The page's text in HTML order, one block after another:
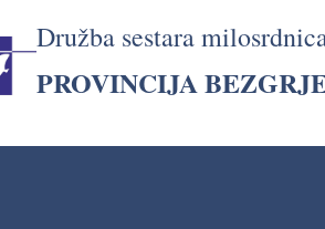
Družba sestara
PROVINCIJA